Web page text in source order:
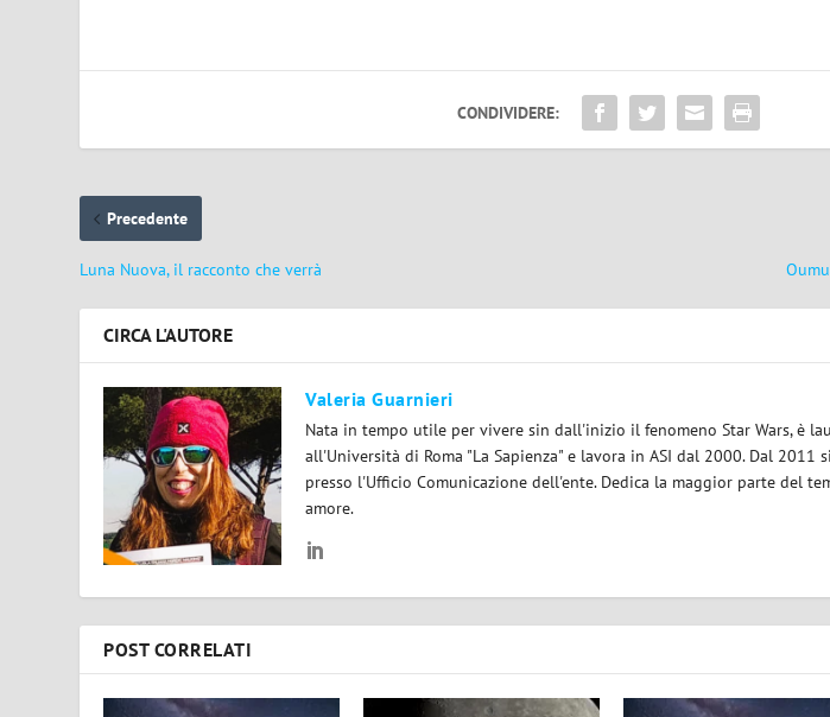
CONDIVIDERE:
Precedente
Luna Nuova, il racconto che verrà
CIRCA L'AUTORE
Valeria Guarnieri
Nata in tempo utile per vivere sin dall'inizio il fenomeno Star Wars, è
all'Università di Roma "La Sapienza" e lavora in ASI dal 2000. Dal 2011
presso l'Ufficio Comunicazione dell'ente. Dedica la maggior parte del
amore.
POST CORRELATI